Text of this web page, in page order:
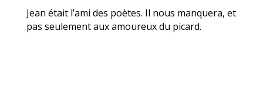
Jean était l’ami des poètes. Il nous manquera, et
pas seulement aux amoureux du picard.